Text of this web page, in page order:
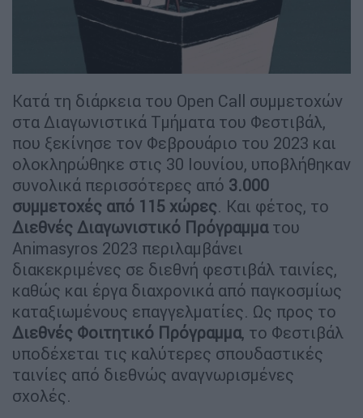
Κατά τη διάρκεια του Open Call συμμετοχών
στα Διαγωνιστικά Τμήματα του Φεστιβάλ,
που ξεκίνησε τον Φεβρουάριο του 2023 και
ολοκληρώθηκε στις 30 Ιουνίου, υποβλήθηκαν
συνολικά περισσότερες από 3.000
συμμετοχές από 115 χώρες. Και φέτος, το
Διεθνές Διαγωνιστικό Πρόγραμματου
Animasyros 2023 περιλαμβάνει
διακεκριμένες σε διεθνή φεστιβάλ ταινίες,
καθώς και έργα διαχρονικά από παγκοσμίως
καταξιωμένους επαγγελματίες. Ως προς το
Διεθνές Φοιτητικό Πρόγραμμα, το Φεστιβάλ
υποδέχεται τις καλύτερες σπουδαστικές
ταινίες από διεθνώς αναγνωρισμένες
σχολές.